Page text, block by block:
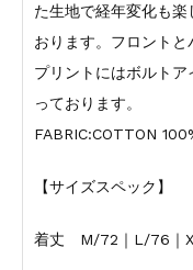
た生地で経年変化も
おります。フロント
プリントにはボルト
っております。
FABRIC:COTTON
【サイズスペック】
着丈 M/72｜L/76｜